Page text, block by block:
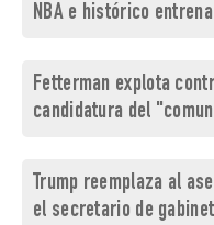
NBA e histórico
Fetterman explota
candidatura del
Trump reemplaza al
el secretario de